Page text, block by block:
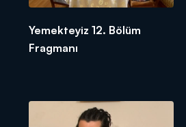
Yemekteyiz 12. Bölüm
Fragmanı